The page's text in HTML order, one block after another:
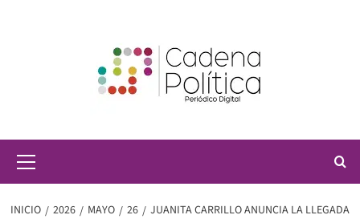
principal
INICIO 2026 MAYO 26
JUANITA CARRILLO ANUNCIA LA LLEGADA